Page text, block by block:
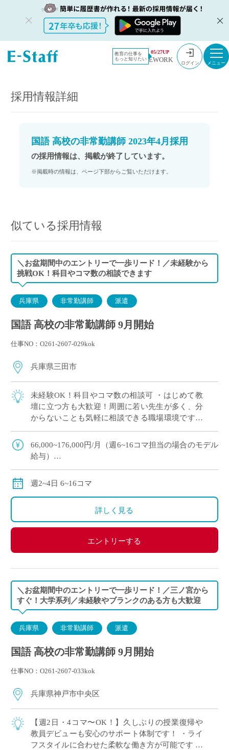
教育の仕事を
もっと知りたい
05/27UP
EWORK ログイン
教員採用情
報のイー・
採用情報
国語 高校の非常勤講師 2023年4月採用
採用情報詳細
国語 高校の非常勤講師 2023年4月採用
の採用情報は、掲載が終了しています。
※掲載時の情報は、ページ下部からご覧いただけます。
似ている採用情報
＼お盆期間中のエントリーで一歩リード！／未経験から
挑戦OK！科目やコマ数の相談できます
兵庫県 非常勤講師 派遣
国語 高校の非常勤講師 9月開始
仕事NO：O261-2607-029kok
兵庫県三田市
未経験OK！科目やコマ数の相談可 ・はじめて教
壇に立つ方も大歓迎！周囲に若い先生が多く、分
からないことも気軽に相談できる職場環境です。
も大歓迎！ご自身の得意やペースに合わせ […]
66,000~176,000円/月（週6~16コマ担当の場合のモデル
給与）
週2~4日 6~16コマ
詳しく見る
エントリーする
＼お盆期間中のエントリーで一歩リード！／三ノ宮から
すぐ！大学系列／未経験やブランクのある方も大歓迎
兵庫県 非常勤講師 派遣
国語 高校の非常勤講師 9月開始
仕事NO：O261-2607-033kok
兵庫県神戸市中央区
【週2日・4コマ〜OK！】久しぶりの授業復帰や
教員デビューも安心のサポート体制です！ ・ライ
フスタイルに合わせた柔軟な働き方が可能です ・